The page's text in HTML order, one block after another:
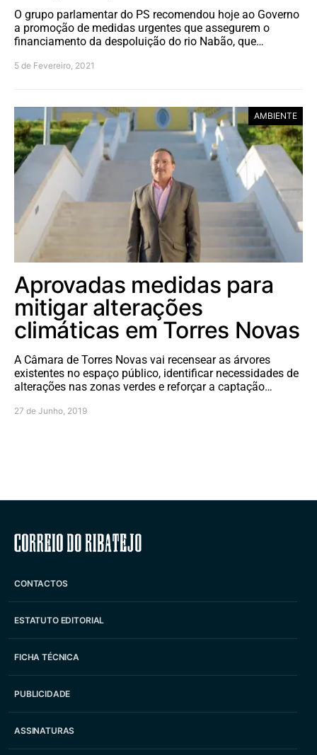
O grupo parlamentar do PS recomendou hoje ao Governo
a promoção de medidas urgentes que assegurem o
financiamento da despoluição do rio Nabão, que…
5 de Fevereiro, 2021
AMBIENTE
Aprovadas medidas para
mitigar alterações
climáticas em Torres Novas
A Câmara de Torres Novas vai recensear as árvores
existentes no espaço público, identificar necessidades de
alterações nas zonas verdes e reforçar a captação…
27 de Junho, 2019
Correio do Ribatejo
CONTACTOS
ESTATUTO EDITORIAL
FICHA TÉCNICA
PUBLICIDADE
ASSINATURAS